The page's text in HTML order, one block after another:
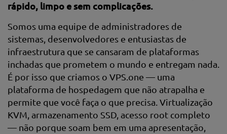
rápido, limpo e sem complicações.
Somos uma equipe de administradores de
sistemas, desenvolvedores e entusiastas de
infraestrutura que se cansaram de plataformas
inchadas que prometem o mundo e entregam nada.
É por isso que criamos o VPS.one — uma
plataforma de hospedagem que não atrapalha e
permite que você faça o que precisa. Virtualização
KVM, armazenamento SSD, acesso root completo
— não porque soam bem em uma apresentação,